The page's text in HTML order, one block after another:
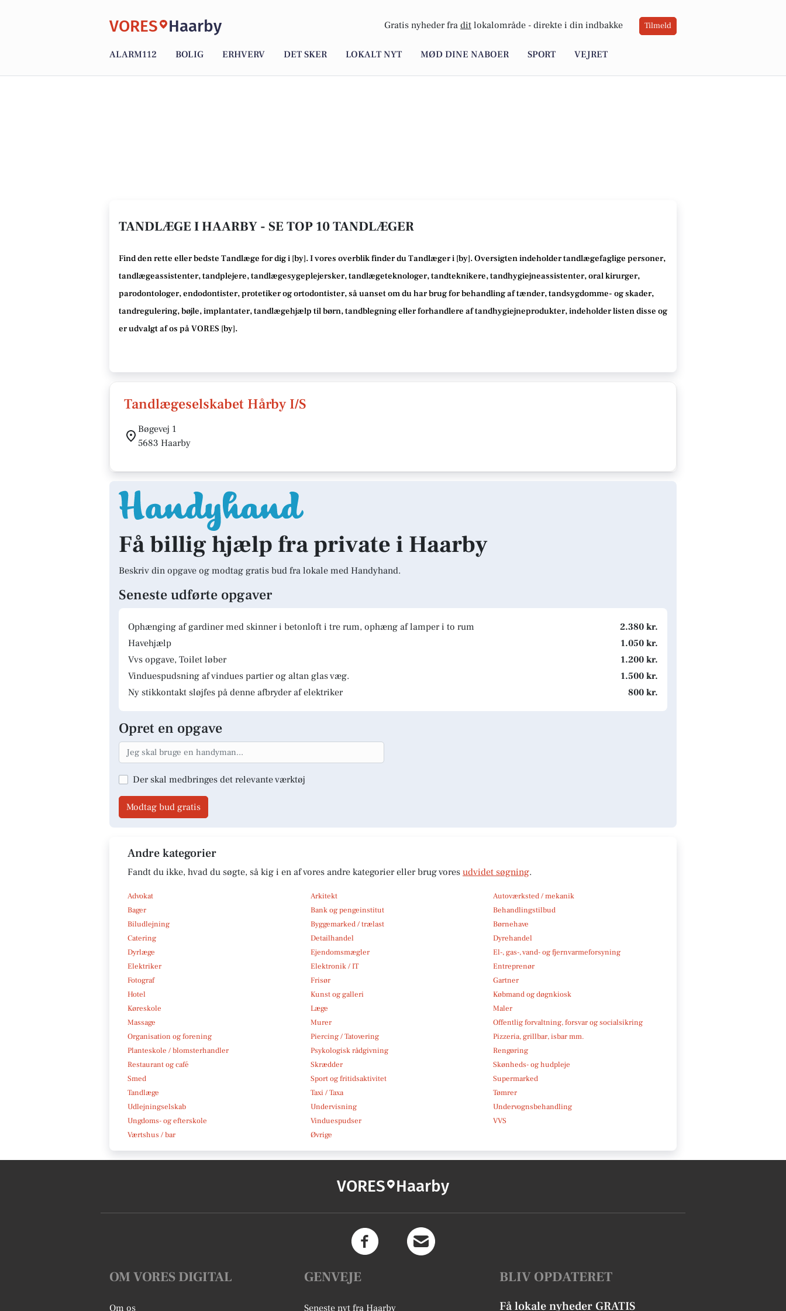
VORES Haarby Gratis nyheder fra dit lokalområde - direkte i din indbakke Tilmeld
ALARM112 BOLIG ERHVERV DET SKER LOKALT NYT MØD DINE NABOER SPORT VEJRET
TANDLÆGE I HAARBY - SE TOP 10 TANDLÆGER
Find den rette eller bedste Tandlæge for dig i [by]. I vores overblik finder du Tandlæger i [by].Oversigten indeholder tandlægefaglige personer,
tandlægeassistenter, tandplejere, tandlægesygeplejersker, tandlægeteknologer, tandteknikere, tandhygiejneassistenter, oral kirurger,
parodontologer, endodontister, protetiker og ortodontister, såuanset om du har brug for behandling af tænder, tandsygdomme- og skader,
tandregulering, bøjle, implantater, tandlægehjælp til børn, tandblegning eller forhandlere af tandhygiejneprodukter, indeholder listen disse og
er udvalgt af os på VORES [by].
Tandlægeselskabet Hårby I/S
Bøgevej 1
5683 Haarby
Få billig hjælp fra private i Haarby
Beskriv din opgave og modtag gratis bud fra lokale med Handyhand.
Seneste udførte opgaver
Ophænging af gardiner med skinner i betonloft i tre rum, ophæng af lamper i to rum
2.380 kr.
Havehjælp
1.050 kr.
Vvs opgave, Toilet løber
1.200 kr.
Vinduespudsning af vindues partier og altan glas væg.
1.500 kr.
Ny stikkontakt sløjfes på denne afbryder af elektriker
800 kr.
Opret en opgave
Der skal medbringes det relevante værktøj
Modtag bud gratis
Andre kategorier
Fandt du ikke, hvad du søgte, så kig i en af vores andre kategorier eller brug vores udvidet søgning.
Advokat Arkitekt
Autoværksted / mekanik
Bager
Bank og pengeinstitut
Behandlingstilbud
Biludlejning
Byggemarked / trælast
Børnehave
Catering
Detailhandel
Dyrehandel
Dyrlæge
Ejendomsmægler
El-, gas-, vand- og fjernvarmeforsyning
Elektriker
Elektronik / IT
Entreprenør
Fotograf
Frisør
Gartner
Hotel
Kunst og galleri
Købmand og døgnkiosk
Køreskole
Læge
Maler
Massage
Murer
Offentlig forvaltning, forsvar og socialsikring
Organisation og forening
Piercing / Tatovering
Pizzeria, grillbar, isbar mm.
Planteskole / blomsterhandler
Psykologisk rådgivning
Rengøring
Restaurant og café
Skrædder
Skønheds- og hudpleje
Smed
Sport og fritidsaktivitet
Supermarked
Tandlæge
Taxi / Taxa
Tømrer
Udlejningselskab
Undervisning
Undervognsbehandling
Ungdoms- og efterskole
Vinduespudser
VVS
Værtshus / bar
Øvrige
VORES Haarby
OM VORES DIGITAL
Om os
GENVEJE
Seneste nyt fra Haarby
BLIV OPDATERET
Få lokale nyheder GRATIS